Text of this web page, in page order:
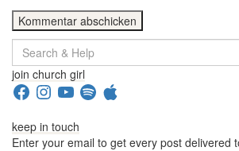
Search
for:
join church girl
FacebookInstagram
YouTubeSpotifyApple
keep in touch
Enter your email to get every post delivered